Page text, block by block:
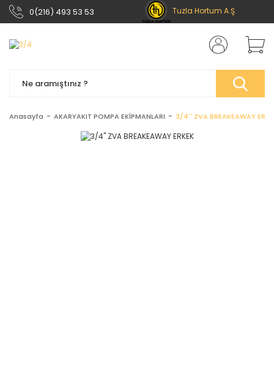
0(216) 493 53 53 Tuzla Hortum A.Ş.
Anasayfa AKARYAKIT POMPA EKİPMANLARI 3/4'' ZVA BREAKEAWAY